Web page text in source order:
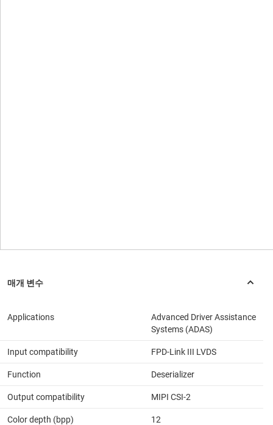
Applications
Advanced Driver Assistance
Systems (ADAS)
Input compatibility FPD-Link III LVDS
Function Deserializer
Output compatibility MIPI CSI-2
Color depth (bpp) 12